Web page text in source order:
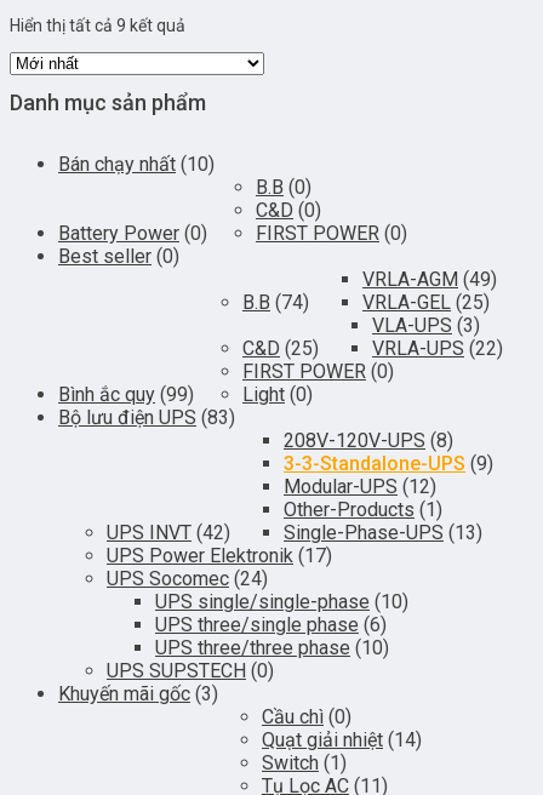
Hiển thị tất cả 9 kết quả
Danh mục sản phẩm
Bán chạy nhất (10)
Battery Power (0)
B.B (0)
C&D (0)
FIRST POWER (0)
Best seller (0)
Bình ắc quy (99)
B.B (74)
VRLA-AGM (49)
VRLA-GEL (25)
C&D (25)
VLA-UPS (3)
VRLA-UPS (22)
FIRST POWER (0)
Light (0)
Bộ lưu điện UPS (83)
UPS INVT (42)
208V-120V-UPS (8)
3-3-Standalone-UPS (9)
Modular-UPS (12)
Other-Products (1)
Single-Phase-UPS (13)
UPS Power Elektronik (17)
UPS Socomec (24)
UPS single/single-phase (10)
UPS three/single phase (6)
UPS three/three phase (10)
UPS SUPSTECH (0)
Khuyến mãi gốc (3)
Cầu chì (0)
Quạt giải nhiệt (14)
Switch (1)
Tụ Lọc AC (11)